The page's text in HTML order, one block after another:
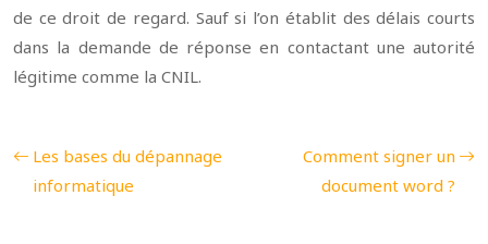
de ce droit de regard. Sauf si l’on établit des délais courts
dans la demande de réponse en contactant une autorité
légitime comme la CNIL.
Les bases du dépannage
informatique
Comment signer un
document word ?